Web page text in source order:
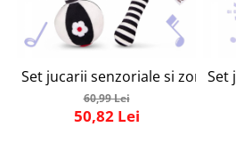
Set jucarii senzoriale si
60,99 Lei
50,82 Lei
Set